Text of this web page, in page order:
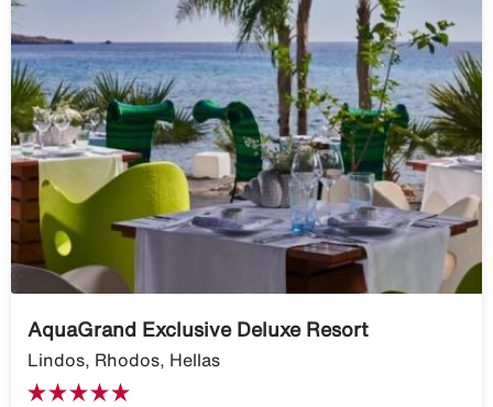
AquaGrand Exclusive Deluxe Resort
Lindos, Rhodos, Hellas